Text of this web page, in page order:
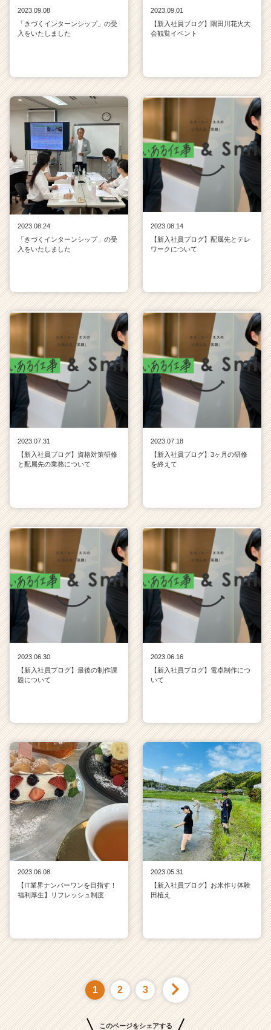
2023.09.08
「きづくインターンシップ」の受
入をいたしました
2023.09.01
【新入社員ブログ】隅田川花火大
会観覧イベント
2023.08.24
「きづくインターンシップ」の受
入をいたしました
2023.08.14
【新入社員ブログ】配属先とテレ
ワークについて
2023.07.31
【新入社員ブログ】資格対策研修
と配属先の業務について
2023.07.18
【新入社員ブログ】3ヶ月の研修
を終えて
2023.06.30
【新入社員ブログ】最後の制作課
題について
2023.06.16
【新入社員ブログ】電卓制作につ
いて
2023.06.08
【IT業界ナンバーワンを目指す！
福利厚生】リフレッシュ制度
2023.05.31
【新入社員ブログ】お米作り体験
田植え
1 2 3
このページをシェアする